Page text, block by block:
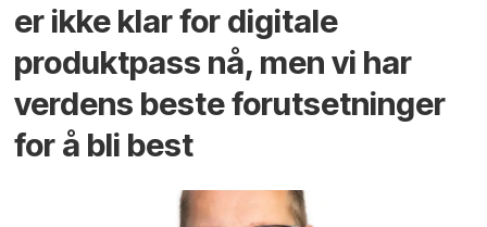
er ikke klar for digitale
produktpass nå, men vi har
verdens beste forutsetninger
for å bli best